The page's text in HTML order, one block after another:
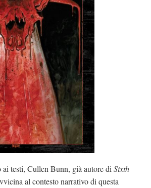
ai testi, Cullen Bunn, già autore di Sixth
al contesto narrativo di questa